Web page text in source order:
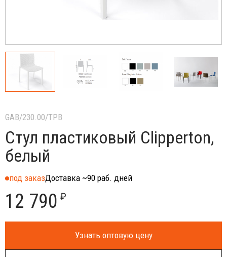
GAB/230.00/TPB
Стул пластиковый Clipperton,
белый
под заказДоставка ~90 раб. дней
12 790 ₽
Узнать оптовую цену